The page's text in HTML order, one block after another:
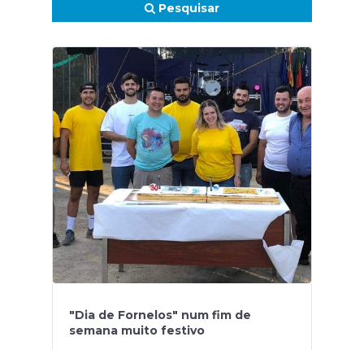
Pesquisar
"Dia de Fornelos" num fim de
semana muito festivo